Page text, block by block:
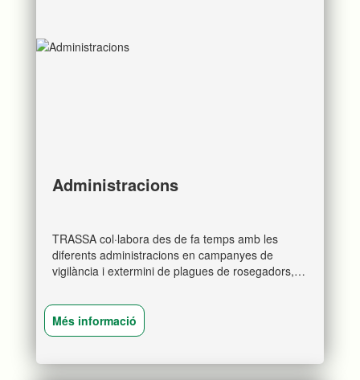
Administracions
TRASSA col·labora des de fa temps amb les
diferents administracions en campanyes de
vigilància i extermini de plagues de rosegadors,
i en tractaments fitosanitaris.
Més informació